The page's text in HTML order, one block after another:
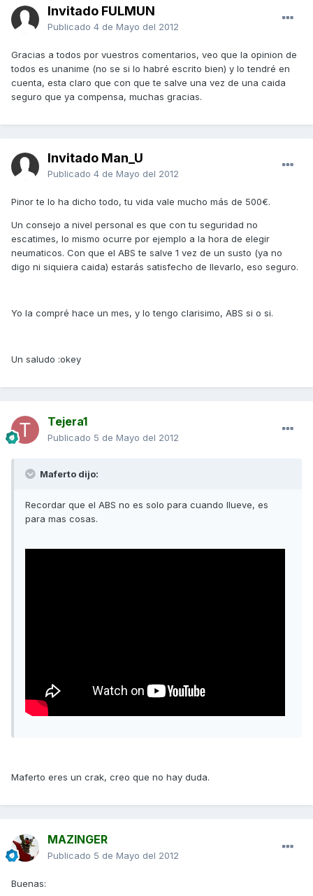
Invitado FULMUN
Publicado 4 de Mayo del 2012
Gracias a todos por vuestros comentarios, veo que la opinion de
todos es unanime (no se si lo habré escrito bien) y lo tendré en
cuenta, esta claro que con que te salve una vez de una caida
seguro que ya compensa, muchas gracias.
Invitado Man_U
Publicado 4 de Mayo del 2012
Pinor te lo ha dicho todo, tu vida vale mucho más de 500€.
Un consejo a nivel personal es que con tu seguridad no
escatimes, lo mismo ocurre por ejemplo a la hora de elegir
neumaticos. Con que el ABS te salve 1 vez de un susto (ya no
digo ni siquiera caida) estarás satisfecho de llevarlo, eso seguro.
Yo la compré hace un mes, y lo tengo clarisimo, ABS si o si.
Un saludo :okey
Tejera1
Publicado 5 de Mayo del 2012
Maferto dijo:
Recordar que el ABS no es solo para cuando llueve, es
para mas cosas.
Maferto eres un crak, creo que no hay duda.
MAZINGER
Publicado 5 de Mayo del 2012
Buenas: